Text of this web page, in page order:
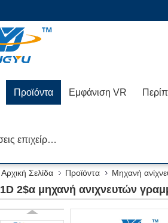
Προϊόντα Εμφάνιση VR
Ειδήσεις επιχείρησης
Αρχική Σελίδα Προϊόντα Μηχανή
Pos
1D 2$α μηχανή ανιχνευτών